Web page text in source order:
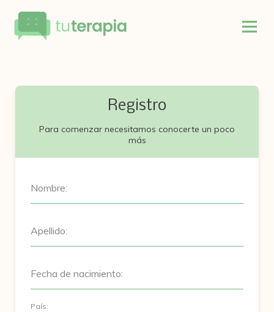
Registro
Para comenzar necesitamos conocerte un poco
más
Nombre:
Apellido:
Fecha de nacimiento:
País: